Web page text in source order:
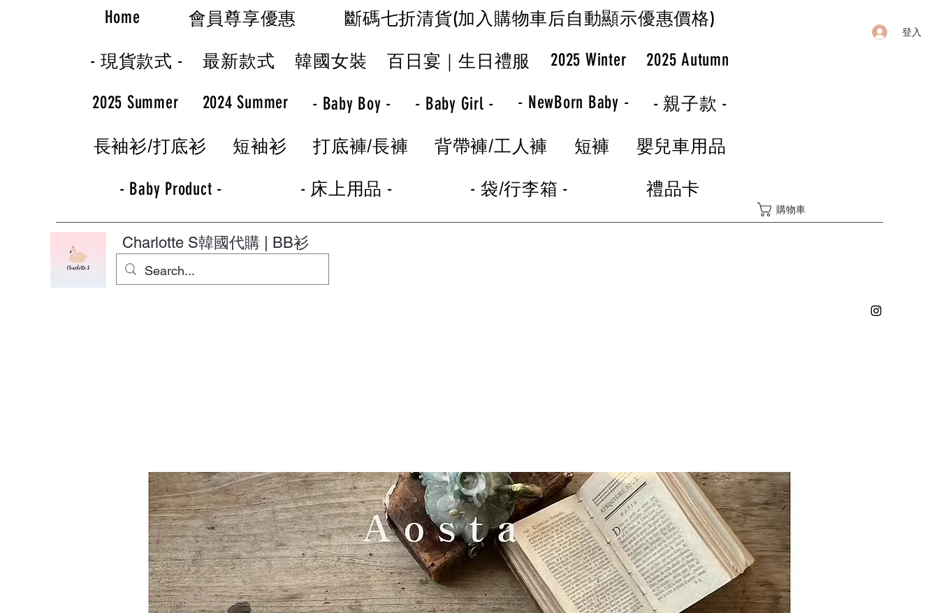
登入
Home 會員尊享優惠 斷碼七折清貨(加入購物車后自動顯示優惠價格)
- 現貨款式 - 最新款式 韓國女裝 百日宴｜生日禮服 2025 Winter 2025 Autumn
2025 Summer 2024 Summer - Baby Boy - - Baby Girl - - NewBorn Baby - - 親子款 -
長袖衫/打底衫 短袖衫 打底褲/長褲 背帶褲/工人褲 短褲 嬰兒車用品
- Baby Product - - 床上用品 - - 袋/行李箱 - 禮品卡
購物車
Charlotte S韓國代購 | BB衫